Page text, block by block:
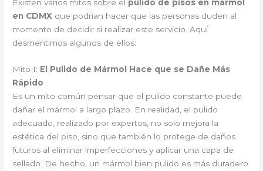
Existen varios mitos sobre el pulido de pisos en mármol
en CDMX que podrían hacer que las personas duden al
momento de decidir si realizar este servicio. Aquí
desmentimos algunos de ellos:
Mito 1: El Pulido de Mármol Hace que se Dañe Más
Rápido
Es un mito común pensar que el pulido constante puede
dañar el mármol a largo plazo. En realidad, el pulido
adecuado, realizado por expertos, no solo mejora la
estética del piso, sino que también lo protege de daños
futuros al eliminar imperfecciones y aplicar una capa de
sellado. De hecho, un mármol bien pulido es más duradero